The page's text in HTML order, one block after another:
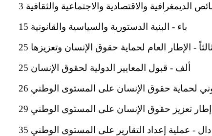
الديمغرافية والاقتصادية والاجتماعية والثقافية 3
باء - البنية الدستورية والسياسية والقانونية 15
- الإطار العام لحماية حقوق الإنسان وتعزيزها 25
ألف - قبول المعايير الدولية لحقوق الإنسان 25
لحماية حقوق الإنسان على المستوى الوطني 26
تعزيز حقوق الإنسان على المستوى الوطني 29
دال - عملية إعداد التقارير على المستوى الوطني 35